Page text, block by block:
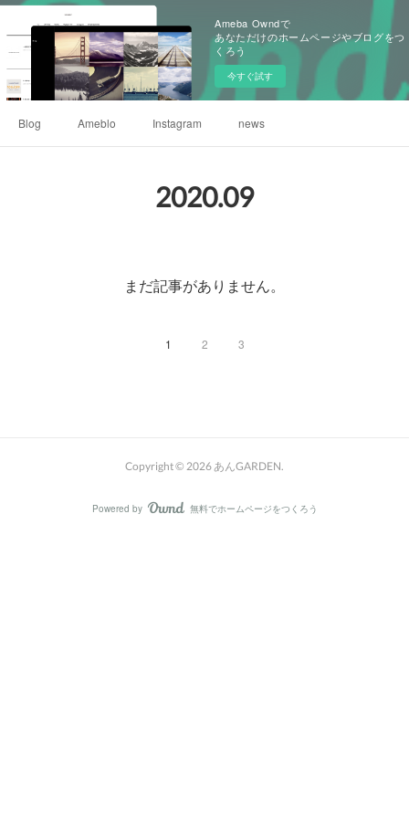
Ameba Owndで
あなただけのホームページやブログをつ
くろう
今すぐ試す
Blog Ameblo Instagram news
2020.09
まだ記事がありません。
1 2 3
Copyright © 2026あんGARDEN.
Powered by AmebaOwnd
無料でホームページをつくろう